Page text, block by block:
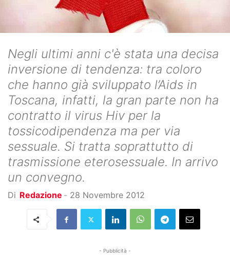
Negli ultimi anni c'è stata una decisa
inversione di tendenza: tra coloro
che hanno già sviluppato l’Aids in
Toscana, infatti, la gran parte non ha
contratto il virus Hiv per la
tossicodipendenza ma per via
sessuale. Si tratta soprattutto di
trasmissione eterosessuale. In arrivo
un convegno.
Di Redazione - 28 Novembre 2012
- Pubblicità -